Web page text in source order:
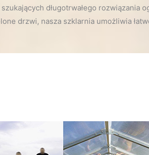
długotrwałego rozwiązania
drzwi, nasza szklarnia umożliwia